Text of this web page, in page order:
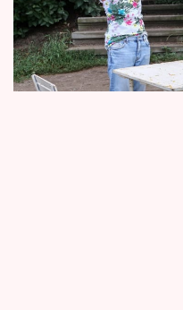
Sledujte prima+
Filmový festival
podlehnout
Petra stále miluje?